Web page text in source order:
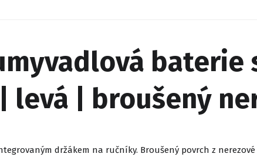
baterie
| levá | broušený
držákem na ručníky. Broušený povrch z nerezové